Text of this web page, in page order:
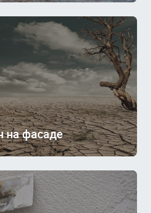
на фасаде